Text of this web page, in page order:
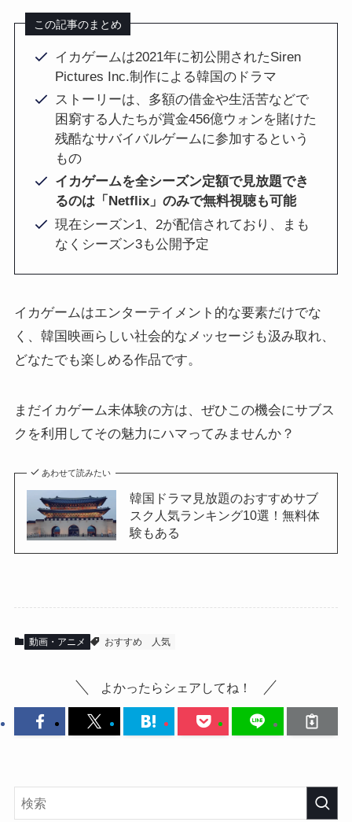
この記事のまとめ
イカゲームは2021年に初公開されたSiren
Pictures Inc.制作による韓国のドラマ
ストーリーは、多額の借金や生活苦などで
困窮する人たちが賞金456億ウォンを賭けた
残酷なサバイバルゲームに参加するという
もの
イカゲームを全シーズン定額で見放題でき
るのは「Netflix」のみで無料視聴も可能
現在シーズン1、2が配信されており、まも
なくシーズン3も公開予定
イカゲームはエンターテイメント的な要素だけでな
く、韓国映画らしい社会的なメッセージも汲み取れ、
どなたでも楽しめる作品です。
まだイカゲーム未体験の方は、ぜひこの機会にサブス
クを利用してその魅力にハマってみませんか？
あわせて読みたい
韓国ドラマ見放題のおすすめサブ
スク人気ランキング10選！無料体
験もある
動画・アニメ おすすめ 人気
よかったらシェアしてね！